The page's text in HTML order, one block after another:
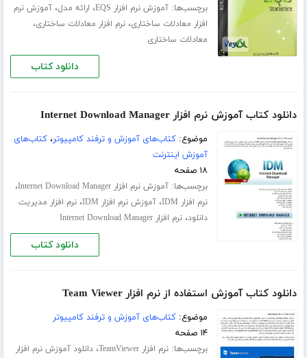
برچسب‌ها:آموزش نرم افزار EQS ، ارائه مدل،آموزش نرم
افزار معادلات ساختاری،نرم افزار معادلات ساختاری،
معادلات ساختاری
دانلود کتاب
دانلود کتاب آموزش نرم افزار Internet Download Manager
موضوع:کتاب‌های آموزش و ترفند کامپیوتر،کتاب‌های
آموزش اینترنت
۱۸ صفحه
برچسب‌ها:آموزش نرم افزار Internet Download Manager ،
نرم افزار IDM ،آموزش نرم افزار IDM ،نرم افزار مدیریت
دانلود،نرم افزار Internet Download Manager
دانلود کتاب
دانلود کتاب آموزش استفاده از نرم افزار Team Viewer
موضوع:کتاب‌های آموزش و ترفند کامپیوتر
۱۴ صفحه
برچسب‌ها:نرم افزار TeamViewer ،دانلود آموزش نرم افزار